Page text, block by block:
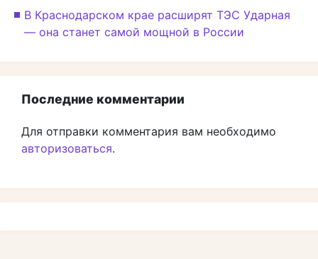
В Краснодарском крае расширят ТЭС Ударная
— она станет самой мощной в России
Последние комментарии
Для отправки комментария вам необходимо
авторизоваться.